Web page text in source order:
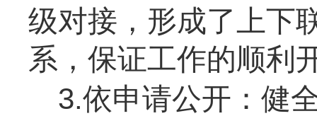
级对接，形成了上下
系，保证工作的顺利
3.依申请公开： 健